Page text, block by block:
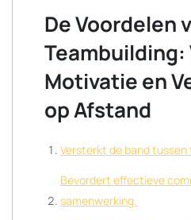
De Voordelen
Teambuilding:
Motivatie en
op Afstand
Versterkt de band
Bevordert effectieve
samenwerking.